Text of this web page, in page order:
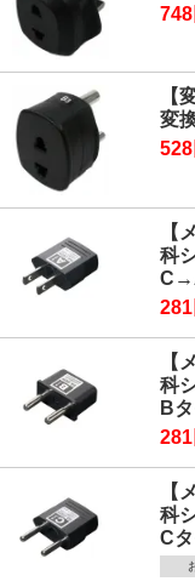
【
変
【
科
【
科
B
【
科
C